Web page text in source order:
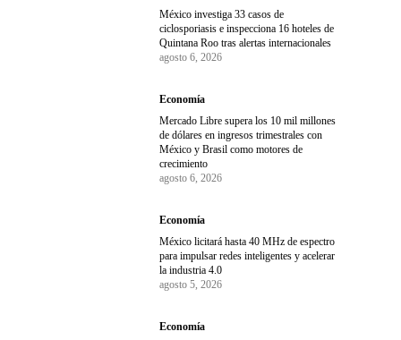
México investiga 33 casos de
ciclosporiasis e inspecciona 16 hoteles de
Quintana Roo tras alertas internacionales
agosto 6, 2026
Economía
Mercado Libre supera los 10 mil millones
de dólares en ingresos trimestrales con
México y Brasil como motores de
crecimiento
agosto 6, 2026
Economía
México licitará hasta 40 MHz de espectro
para impulsar redes inteligentes y acelerar
la industria 4.0
agosto 5, 2026
Economía